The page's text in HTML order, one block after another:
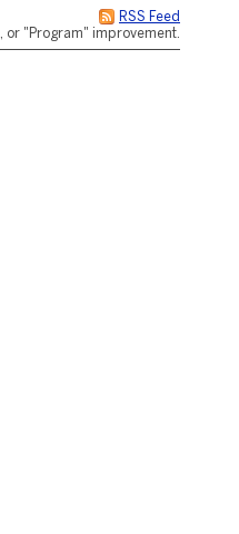
RSS Feed
or "Program" improvement.